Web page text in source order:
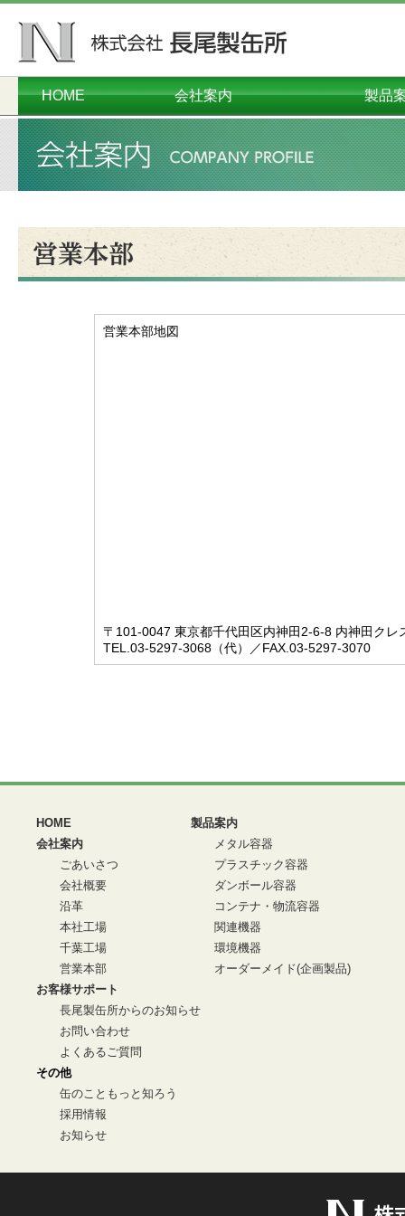
HOME 会社案内 製品
メタ
プラスチ
ダンボ
コンテナ
関連
環境
オーダーメイ
営業本部地図
〒101-0047 東京都千代田区内神田2-6-8 内神田クレ
TEL.03-5297-3068（代）／FAX.03-5297-3070
HOME
会社案内
ごあいさつ
会社概要
沿革
本社工場
千葉工場
営業本部
製品案内
メタル容器
プラスチック容器
ダンボール容器
コンテナ・物流容器
関連機器
環境機器
オーダーメイド(企画製品)
お客様サポート
長尾製缶所からのお知らせ
お問い合わせ
よくあるご質問
その他
缶のこともっと知ろう
採用情報
お知らせ